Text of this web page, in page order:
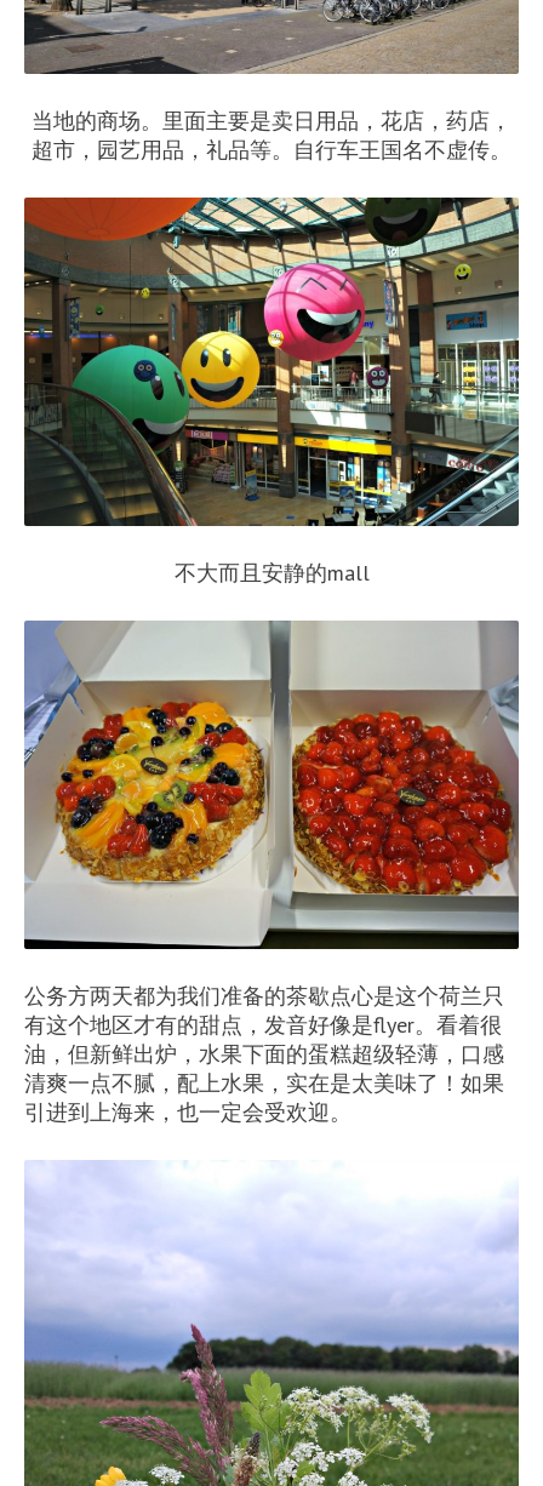
当地的商场。里面主要是卖日用品，花店，药店，
超市，园艺用品，礼品等。自行车王国名不虚传。
不大而且安静的mall
公务方两天都为我们准备的茶歇点心是这个荷兰只
有这个地区才有的甜点，发音好像是flyer。看着很
油，但新鲜出炉，水果下面的蛋糕超级轻薄，口感
清爽一点不腻，配上水果，实在是太美味了！如果
引进到上海来，也一定会受欢迎。